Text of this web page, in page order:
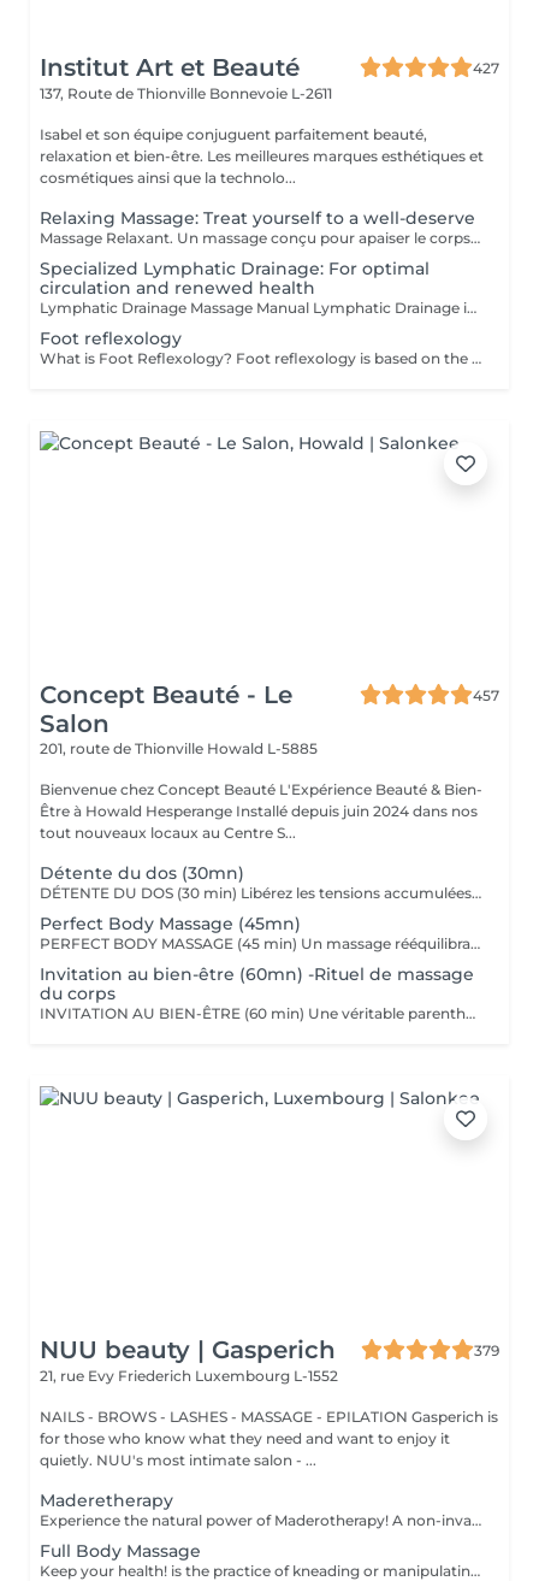
Institut Art et Beauté
427
137, Route de Thionville Bonnevoie L-2611
Isabel et son équipe conjuguent parfaitement beauté,
relaxation et bien-être. Les meilleures marques esthétiques et
cosmétiques ainsi que la technolo...
Relaxing Massage: Treat yourself to a well-deserve
Massage Relaxant. Un massage conçu pour apaiser le corps et l'esprit, soulager les tensions et vous offrir un moment de pure détente pour homme et femme, Détente Musculaire : Les mouvements doux et enveloppants relâchent les tensions accumulées, offrant une sensation de légèreté et de bien-être physique. Revitalisation de l'Esprit : Un massage relaxant aide à clarifier les pensées et à retrouver une paix intérieure, indispensable pour affronter le quotidien avec sérénité. Réduction du Stress : Les massages relaxants permettent de diminuer les niveaux de stress en induisant une profonde relaxation et en équilibrant les émotions. Amélioration du Sommeil : En relaxant les muscles et en calmant l'esprit, ces massages favorisent un sommeil réparateur et de meilleure qualité. Praticiennes Qualifiées : Sont spécialisés dans les techniques de relaxation pour vous offrir une expérience relaxante. Ambiance Apaisante : Profitez d'un environnement calme idéal pour une évasion . Adapté à Tous : Que vous soyez un homme ou une femme, nos massages sont personnalisés pour répondre à vos besoins spécifiques. Accordez-vous un moment de paix et de détente car personne ne le mérite plus que vous.
Specialized Lymphatic Drainage: For optimal
circulation and renewed health
Lymphatic Drainage Massage Manual Lymphatic Drainage is a gentle massage technique aimed at reducing water retention, stimulating lymphatic circulation, and detoxifying the body. It helps to reduce cellulite, reshape the body, and strengthen the immune system. Benefits: Reduction of Water Retention: Relieves swelling and promotes optimal body balance. Stimulation of Lymphatic Circulation: Helps eliminate waste and toxins from the body. Detoxification: Contributes to a healthier immune system. Reduction of Cellulite: Smooths and tones the skin. Body Reshaping: Improves overall appearance and redefines body contours. Post-Operative Relief: Reduces edema and accelerates healing. Relief for Heavy Legs: Alleviates the sensation of heaviness and fatigue in the legs. The technique involves light, rhythmic movements applied towards the heart to encourage lymphatic drainage. It is a non-invasive, relaxing, and effective method. Recommended For: Swelling and edema Cellulite Post-operative swelling Heavy and tired legs Chronic fatigue Weakened immune system Detoxification needs Certified Practitioners: Carla Fatima Lisete Marie Francesca Treat yourself to a moment of purification and lightness, because no one deserves to care for their body more than you.
Foot reflexology
What is Foot Reflexology? Foot reflexology is based on the principle that the feet are a miniature representation of the human body. Each nerve ending corresponds to an organ or a part of the body. When an organ is not functioning properly, the flow of vital energy is obstructed, which is reflected and felt in the feet. Objectives of Foot Reflexology The goal of reflexology is to stimulate the body's self-regulation capabilities. Dynamic pressure applied to a specific area (reflex zone) induces a therapeutic effect on the corresponding organ. Therapeutic Indications Reflexology is recommended for functional disorders such as: Stress management Back pain Digestive issues Migraines Sleep disorders Sinusitis Menstrual pain Urinary disorders Joint pain Benefits of Foot Reflexology By working on reflex points, reflexology can: Restore energy flow Improve energy circulation and release energy throughout the body Enhance blood circulation Restore proper functioning of organs, the nervous system, and glands Rebalance the sympathetic and parasympathetic nervous systems Provide physical and psychological relaxation
Concept Beauté - Le
Salon
457
201, route de Thionville Howald L-5885
Bienvenue chez Concept Beauté L'Expérience Beauté & Bien-
Être à Howald Hesperange Installé depuis juin 2024 dans nos
tout nouveaux locaux au Centre S...
Détente du dos (30mn)
DÉTENTE DU DOS (30 min) Libérez les tensions accumulées avec ce massage ciblé du dos, des épaules et de la nuque. Grâce à des manuvres profondes et enveloppantes, ce soin soulage les tensions musculaires, améliore la circulation et procure une sensation immédiate de relaxation. Nous utilisons les huiles aromatiques Comfort Zone, riches en extraits naturels apaisants, pour nourrir la peau tout en offrant un véritable moment de lâcher-prise. Comfort Zone, marque italienne de soins haut de gamme, allie science et nature pour offrir des produits efficaces, sensoriels et respectueux de l'environnement. Formulés avec des ingrédients d'origine naturelle et issus de l'agriculture régénérative, sans silicones ni parabènes, leurs produits garantissent une expérience bien-être complète, tout en respectant votre peau et la planète.
Perfect Body Massage (45mn)
PERFECT BODY MASSAGE (45 min) Un massage rééquilibrant qui allie des techniques relaxantes et tonifiantes pour une détente profonde du corps et de l'esprit. Ce soin sur-mesure, adapté à vos besoins, favorise la détente musculaire tout en stimulant la circulation pour une sensation de légèreté et de bien-être absolu. Les textures soyeuses et les actifs botaniques Comfort Zone, formulés sans silicones ni parabènes, enveloppent votre peau de douceur et hydratent intensément.
Invitation au bien-être (60mn) -Rituel de massage
du corps
INVITATION AU BIEN-ÊTRE (60 min) Une véritable parenthèse de relaxation avec un massage complet du corps qui harmonise les énergies et procure une détente profonde. Grâce à des mouvements fluides et enveloppants, ce soin relâche les tensions musculaires, apaise le mental et redonne vitalité et sérénité. Nous utilisons les huiles et baumes sensoriels Comfort Zone, enrichis en huiles essentielles et ingrédients issus de l'agriculture régénérative, pour une expérience à la fois relaxante et écoresponsable.
NUU beauty | Gasperich
379
21, rue Evy Friederich Luxembourg L-1552
NAILS - BROWS - LASHES - MASSAGE - EPILATION Gasperich is
for those who know what they need and want to enjoy it
quietly. NUU's most intimate salon - ...
Maderetherapy
Experience the natural power of Maderotherapy! A non-invasive massage technique using wooden tools. It improves circulation and lymphatic drainage, reduces cellulite, helps contour the body, and eliminates excess fluid. Types: - Face: reduces puffiness and improves skin tone; - Brazilian: focuses on legs and glutes, helps shape the silhouette; - Abdomen: reduces volume and firms the skin; - Full body: promotes relaxation and overall recovery. Age restrictions: recommended to do from 16 years old. Post-procedure recommendations: do not do sports and any sharp movement for 2-3 hours after the procedure. Frequency: 2-3 times per week, 8-10 sessions. Repeat once in 3-6 months. Contraindications: pregnancy, inflammation, acne, varicose veins in the acute stage.
Full Body Massage
Keep your health! is the practice of kneading or manipulating a person's muscles and other soft-tissue in order to reduce stress, reduce muscle pain, increase relaxation and improve the work of the immune system. Age restrictions: there are no age restrictions for this procedure. Post procedure recommendations: do not do sport and any sharp movements 2-3 hours after the procedure. Frequency: 1-2 times per week, 10 times in total. Repeat once in 3-6 months.